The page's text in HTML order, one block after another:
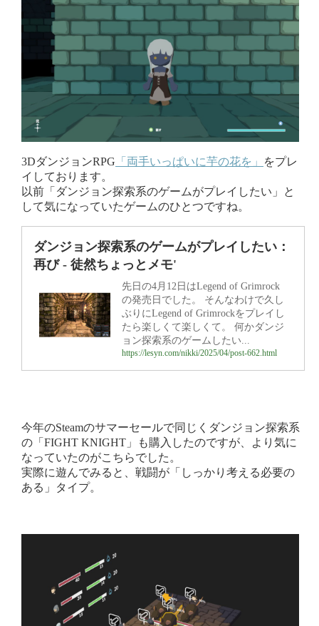
3DダンジョンRPG 「両手いっぱいに芋の花を」
をプレ
イしております。
以前「ダンジョン探索系のゲームがプレイしたい」と
して気になっていたゲームのひとつですね。
ダンジョン探索系のゲームがプレイしたい：
再び - 徒然ちょっとメモ'
先日の4月12日はLegend of Grimrock
の発売日でした。 そんなわけで久し
ぶりにLegend of Grimrockをプレイし
たら楽しくて楽しくて。 何かダンジ
ョン探索系のゲームしたい...
https://lesyn.com/nikki/2025/04/post-662.html
今年のSteamのサマーセールで同じくダンジョン探索系
の「FIGHT KNIGHT」も購入したのですが、より気に
なっていたのがこちらでした。
実際に遊んでみると、戦闘が「しっかり考える必要の
ある」タイプ。